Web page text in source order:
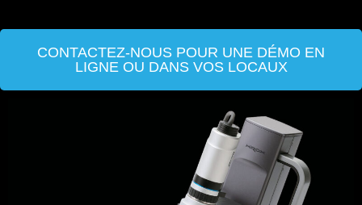
CONTACTEZ-NOUS POUR UNE DÉMO EN
LIGNE OU DANS VOS LOCAUX